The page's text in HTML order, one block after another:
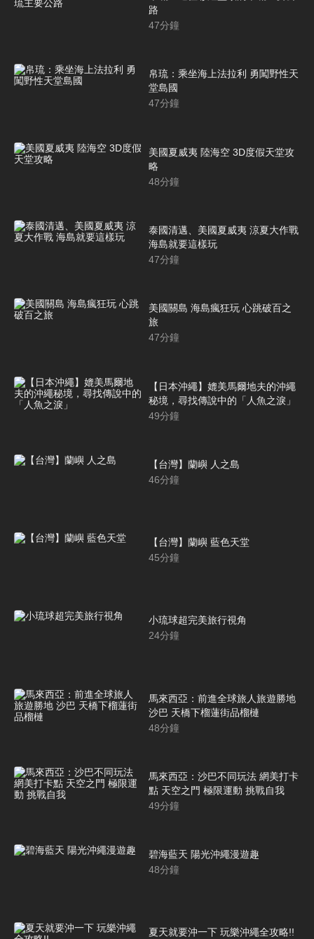
路
47分鐘
帛琉：乘坐海上法拉利 勇闖野性天
堂島國
47分鐘
美國夏威夷 陸海空 3D度假天堂攻
略
48分鐘
泰國清邁、美國夏威夷 涼夏大作戰
海島就要這樣玩
47分鐘
美國關島 海島瘋狂玩 心跳破百之
旅
47分鐘
【日本沖繩】媲美馬爾地夫的沖繩
秘境，尋找傳說中的「人魚之淚」
49分鐘
【台灣】蘭嶼 人之島
46分鐘
【台灣】蘭嶼 藍色天堂
45分鐘
小琉球超完美旅行視角
24分鐘
馬來西亞：前進全球旅人旅遊勝地
沙巴 天橋下榴蓮街品榴槤
48分鐘
馬來西亞：沙巴不同玩法 網美打卡
點 天空之門 極限運動 挑戰自我
49分鐘
碧海藍天 陽光沖繩漫遊趣
48分鐘
夏天就要沖一下 玩樂沖繩全攻略!!